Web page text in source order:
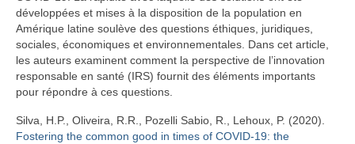
Équipe
Publications
Vidéos
développées et mises à la disposition de la population en
Amérique latine soulève des questions éthiques, juridiques,
sociales, économiques et environnementales. Dans cet article,
les auteurs examinent comment la perspective de l’innovation
responsable en santé (IRS) fournit des éléments importants
pour répondre à ces questions.
Silva, H.P., Oliveira, R.R., Pozelli Sabio, R., Lehoux, P. (2020).
Fostering the common good in times of COVID-19: the